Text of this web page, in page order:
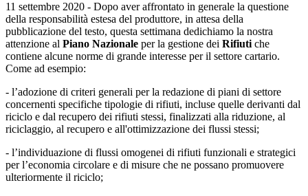
11 settembre 2020 - Dopo aver affrontato in generale la questione
della responsabilità estesa del produttore, in attesa della
pubblicazione del testo, questa settimana dedichiamo la nostra
attenzione al Piano Nazionale per la gestione dei Rifiuti che
contiene alcune norme di grande interesse per il settore cartario.
Come ad esempio:
- l’adozione di criteri generali per la redazione di piani di settore
concernenti specifiche tipologie di rifiuti, incluse quelle derivanti dal
riciclo e dal recupero dei rifiuti stessi, finalizzati alla riduzione, al
riciclaggio, al recupero e all'ottimizzazione dei flussi stessi;
- l’individuazione di flussi omogenei di rifiuti funzionali e strategici
per l’economia circolare e di misure che ne possano promuovere
ulteriormente il riciclo;